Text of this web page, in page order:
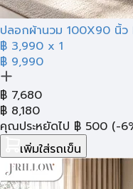
ปลอกผ้านวม 100X90 นิ้ว
฿ 3,990 x 1
฿ 9,990
฿ 7,680
฿ 8,180
คุณประหยัดไป ฿ 500 (-
เพิ่มใส่รถเข็น